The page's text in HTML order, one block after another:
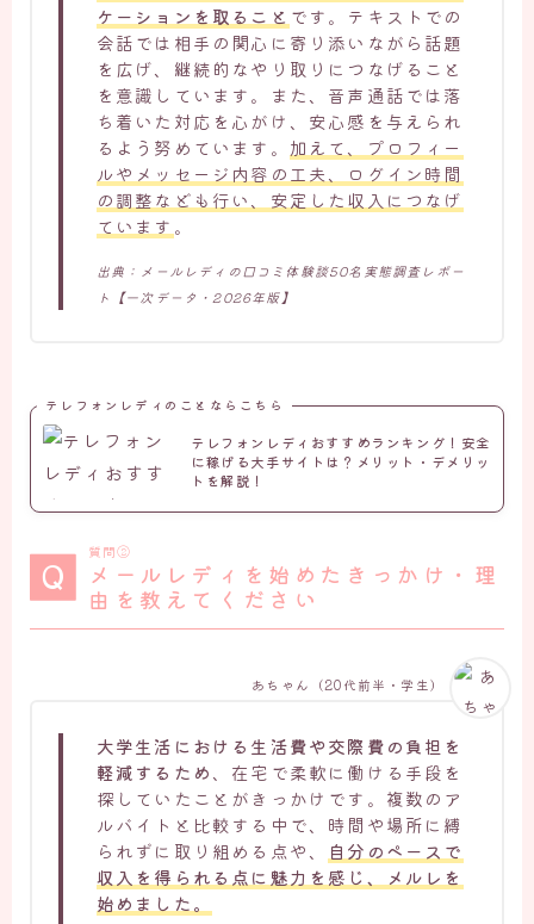
ケーションを取ること です。テキストでの
会話では相手の関心に寄り添いながら話題
を広げ、継続的なやり取りにつなげること
を意識しています。また、音声通話では落
ち着いた対応を心がけ、安心感を与えられ
るよう努めています。 加えて、プロフィー
ルやメッセージ内容の工夫、ログイン時間
の調整なども行い、安定した収入につなげ
ています 。
出典：メールレディの口コミ体験談50名実態調査レポー
ト【一次データ・2026年版】
テレフォンレディのことならこちら
テレフォンレディおすすめランキング！安全
に稼げる大手サイトは？メリット・デメリッ
トを解説！
質問②
メールレディを始めたきっかけ・理
由を教えてください
大学生活における生活費や交際費の負担を
軽減するため、在宅で柔軟に働ける手段を
探していたことがきっかけです。複数のア
ルバイトと比較する中で、時間や場所に縛
られずに取り組める点や、
自分のペースで
収入を得られる点に魅力を感じ、メルレを
始めました。
あちゃん（20代前半・学生）